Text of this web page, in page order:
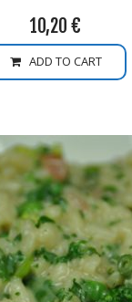
10,20 €
ADD TO CART